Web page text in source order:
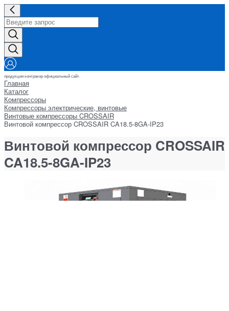
продукция контракор официальный сайт.
Главная
Каталог
Компрессоры
Компрессоры электрические, винтовые
Винтовые компрессоры CROSSAIR
Винтовой компрессор CROSSAIR CA18.5-8GA-IP23
Винтовой компрессор CROSSAIR
CA18.5-8GA-IP23